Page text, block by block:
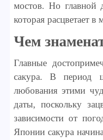
мостов. Но главной
которая расцветает в
Чем
Главные
сакура. В период
любования этими
даты, поскольку
зависимости от
Японии сакура